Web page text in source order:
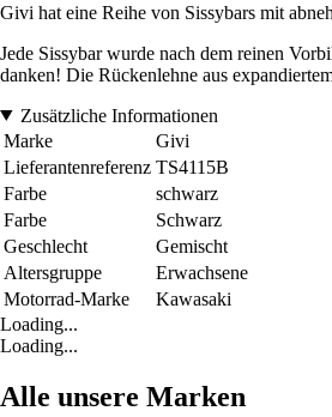
Givi hat eine Reihe von Sissybars mit
Jede Sissybar wurde nach dem reinen
danken! Die Rückenlehne aus
Zusätzliche Informationen
Marke
Givi
Lieferantenreferenz TS4115B
Farbe
schwarz
Farbe
Schwarz
Geschlecht
Gemischt
Altersgruppe
Erwachsene
Motorrad-Marke
Kawasaki
Loading...
Loading...
Alle unsere Marken